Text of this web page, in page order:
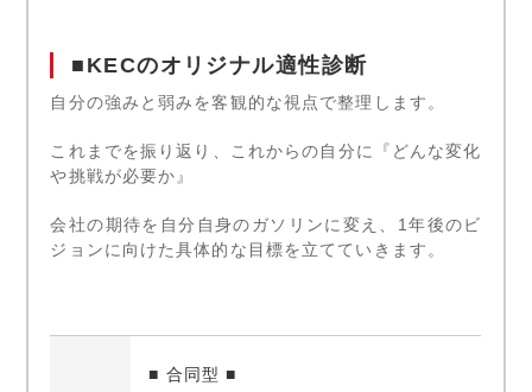
■KECのオリジナル適性診断
自分の強みと弱みを客観的な視点で整理します。
これまでを振り返り、これからの自分に『どんな変化
や挑戦が必要か』
会社の期待を自分自身のガソリンに変え、1年後のビ
ジョンに向けた具体的な目標を立てていきます。
■ 合同型 ■